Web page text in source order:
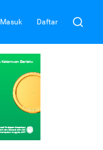
Masuk Daftar